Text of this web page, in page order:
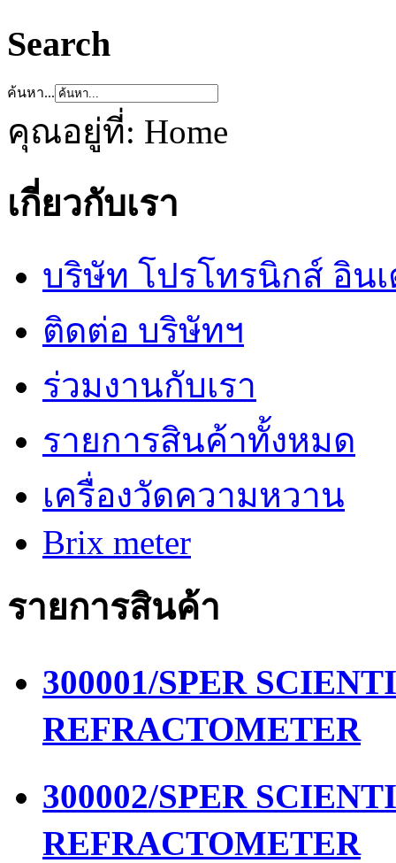
Search
ค้นหา...
คุณอยู่ที่: Home
เกี่ยวกับเรา
บริษัท โปรโทรนิกส์ อิน
ติดต่อ บริษัทฯ
ร่วมงานกับเรา
รายการสินค้าทั้งหมด
เครื่องวัดความหวาน
Brix meter
รายการสินค้า
300001/SPER
REFRACTOMETER
300002/SPER
REFRACTOMETER